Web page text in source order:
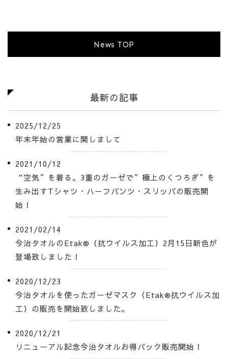
News TOP
最新の記事
2025/12/25
年末年始の営業に関しまして
2021/10/12
“空気”を着る。3重のガーゼで”極上のくつろぎ”を
生み出すTシャツ・ハーフパンツ・スリッパの販売開
始！
2021/02/14
今治タオルのEtak®（抗ウイルス加工）2月15日新色が
登場致しました！
2020/12/23
今治タオルを使ったガーゼマスク（Etak®抗ウイルス加
工）の販売を開始致しました。
2020/12/21
リニューアル記念今治タオルお得パック販売開始！